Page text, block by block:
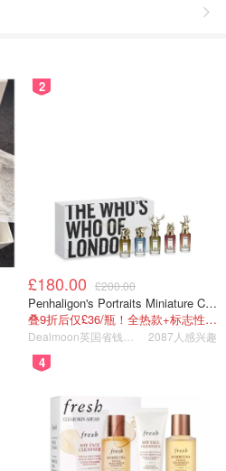
2
£180.00 £200.00
Penhaligon's Portraits Miniature Collection 香氛套装 5瓶装
叠9折后仅£36/瓶！全热款+标志性兽首头
2087人感兴趣
4